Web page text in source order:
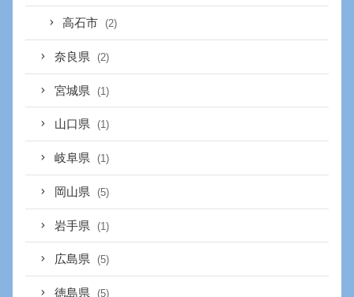
高石市 (2)
奈良県 (2)
宮城県 (1)
山口県 (1)
岐阜県 (1)
岡山県 (5)
岩手県 (1)
広島県 (5)
徳島県 (5)